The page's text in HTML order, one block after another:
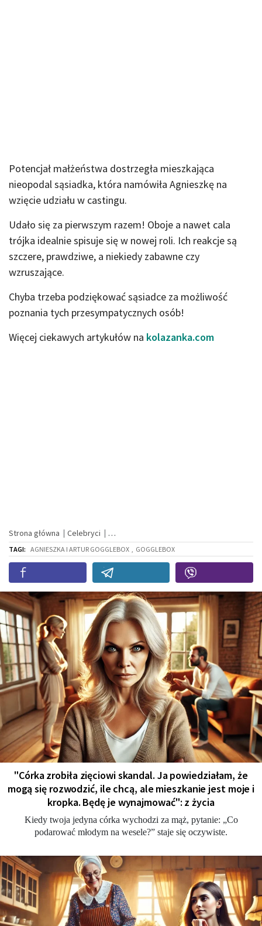
Potencjał małżeństwa dostrzegła mieszkająca
nieopodal sąsiadka, która namówiła Agnieszkę na
wzięcie udziału w castingu.
Udało się za pierwszym razem! Oboje a nawet cala
trójka idealnie spisuje się w nowej roli. Ich reakcje są
szczere, prawdziwe, a niekiedy zabawne czy
wzruszające.
Chyba trzeba podziękować sąsiadce za możliwość
poznania tych przesympatycznych osób!
Więcej ciekawych artykułów na kolazanka.com
Strona główna Celebryci
TAGI: AGNIESZKA I ARTUR GOGGLEBOX , GOGGLEBOX
"Córka zrobiła zięciowi skandal. Ja powiedziałam, że
mogą się rozwodzić, ile chcą, ale mieszkanie jest moje i
kropka. Będę je wynajmować": z życia
Kiedy twoja jedyna córka wychodzi za mąż, pytanie: „Co
podarować młodym na wesele?” staje się oczywiste.